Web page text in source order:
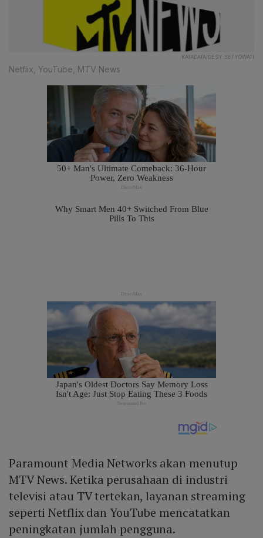
KATADATA/DESY SETYOWATI
Netflix, YouTube, MTV News
Paramount Media Networks akan menutup
MTV News. Ketika perusahaan di industri
televisi atau TV tertekan, layanan streaming
seperti Netflix dan YouTube mencatatkan
peningkatan jumlah pengguna.